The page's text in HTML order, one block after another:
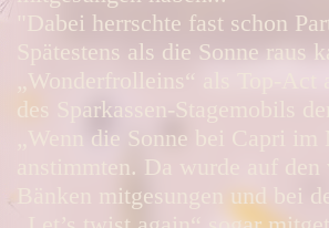
"Dabei herrschte fast schon
Spätestens als die Sonne raus
„Wonderfrolleins“ als Top-Act
des Sparkassen-Stagemobils
„Wenn die Sonne bei Capri im
anstimmten. Da wurde auf den
Bänken mitgesungen und bei